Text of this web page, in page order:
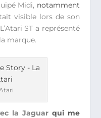
Midi, notamment
visible lors de son
ST a représenté
marque.
la Jaguar qui me